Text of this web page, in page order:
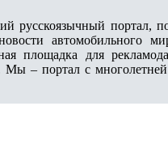
русскоязычный портал,
автомобильного
площадка для
Мы – портал с